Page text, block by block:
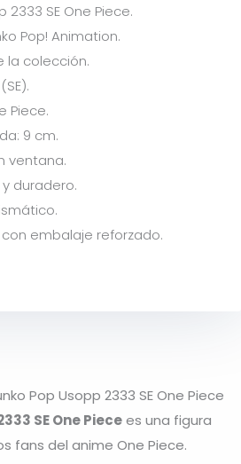
2333 SE One Piece.
Pop! Animation.
la colección.
Piece.
9 cm.
ventana.
duradero.
embalaje reforzado.
Pop Usopp 2333 SE One Piece
SE One Piecees una figura
fans del anime One Piece.